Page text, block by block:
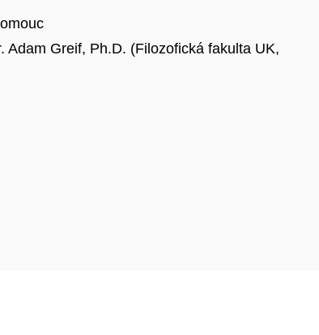
Adam Greif, Ph.D. (Filozofická fakulta UK,